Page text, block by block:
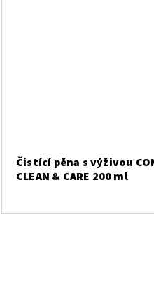
Čistící pěna s výživou
CLEAN & CARE 200 ml